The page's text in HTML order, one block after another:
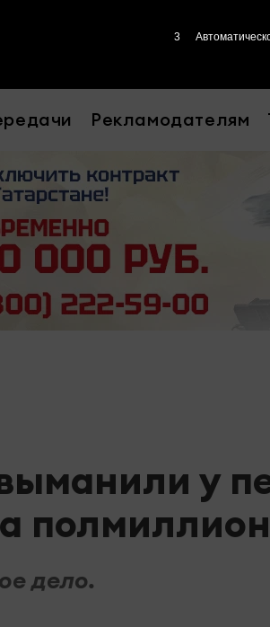
Рекламодателям
у
дело.
2